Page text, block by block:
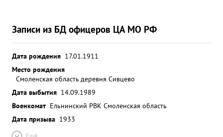
Записи из БД офицеров ЦА МО РФ
Дата рождения 17.01.1911
Место рождения
Смоленская область деревня Сивцево
Дата выбытия 14.09.1989
Военкомат Ельнинский РВК Смоленская область
Дата призыва 1933